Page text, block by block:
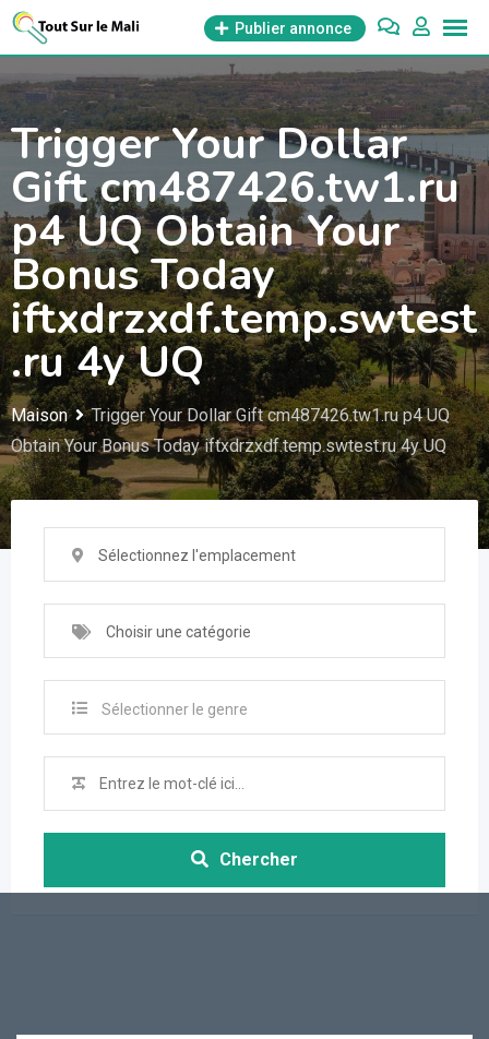
Aller
contenu
Publier annonce
Trigger Your Dollar
Gift cm487426.tw1.ru
p4 UQ Obtain Your
Bonus Today
iftxdrzxdf.temp.swtest
.ru 4y UQ
Maison
Trigger Your Dollar Gift cm487426.tw1.ru p4 UQ
Obtain Your Bonus Today iftxdrzxdf.temp.swtest.ru 4y UQ
Sélectionnez l'emplacement
Choisir une catégorie
Sélectionner le genre
Chercher